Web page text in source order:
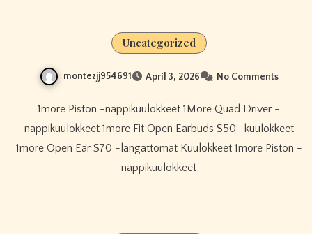
Uncategorized
montezjj954691 April 3, 2026 No Comments
1more Piston -nappikuulokkeet 1More Quad Driver -
nappikuulokkeet 1more Fit Open Earbuds S50 -kuulokkeet
1more Open Ear S70 -langattomat Kuulokkeet 1more Piston -
nappikuulokkeet